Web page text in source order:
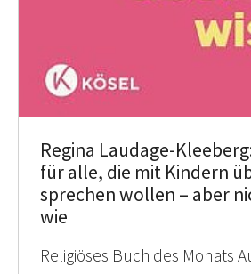
Regina Laudage-
für alle, die mit Kindern
sprechen wollen – aber
wie
Religiöses Buch des Monats